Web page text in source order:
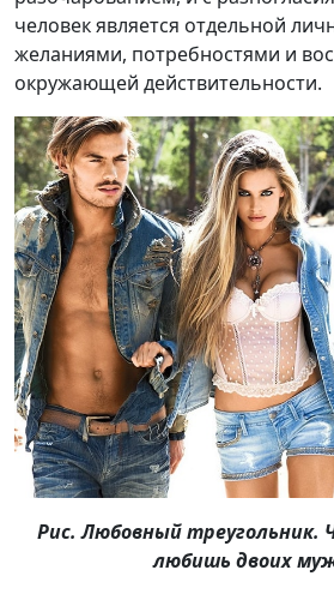
человек является отдельной
желаниями, потребностями и
окружающей действительности.
Рис. Любовный треугольник.
любишь двоих